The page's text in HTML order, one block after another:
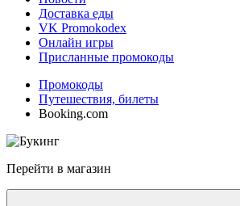
Доставка еды
VK Promokodex
Онлайн игры
Присланные промокоды
Промокоды
Путешествия, билеты
Booking.com
Перейти в магазин